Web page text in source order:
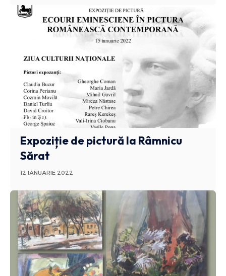
CULTURA
Expoziție de pictură la Râmnicu
Sărat
12 IANUARIE 2022